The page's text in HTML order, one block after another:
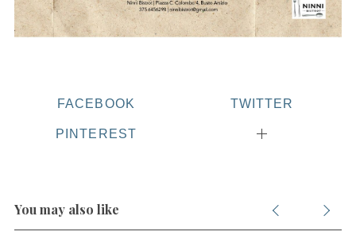
FACEBOOK TWITTER
PINTEREST
You may also like